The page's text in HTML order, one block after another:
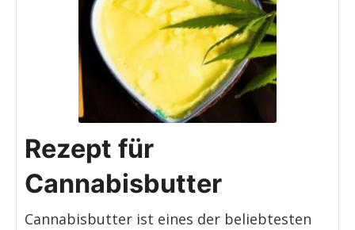
Rezept für
Cannabisbutter
Cannabisbutter ist eines der beliebtesten